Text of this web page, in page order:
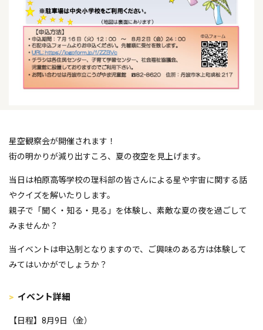
星空観察会が開催されます！
街の明かりが減り出すころ、夏の夜空を見上げます。
当日は柏原高等学校の理科部の皆さんによる星や宇宙に関する話
やクイズを解いたりします。
親子で「聞く・知る・見る」を体験し、素敵な夏の夜を過ごして
みませんか？
当イベントは申込制となりますので、ご興味のある方は体験して
みてはいかがでしょうか？
イベント詳細
【日程】8月9日（金）